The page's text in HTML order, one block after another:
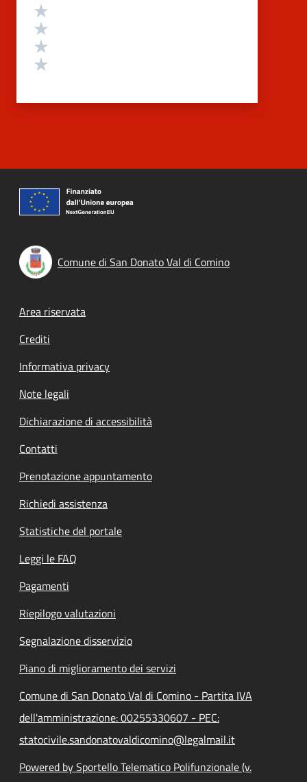
Comune di San Donato Val di Comino
Footer menu
Area riservata
Crediti
Informativa privacy
Note legali
Dichiarazione di accessibilità
Contatti
Prenotazione appuntamento
Richiedi assistenza
Statistiche del portale
Leggi le FAQ
Pagamenti
Riepilogo valutazioni
Segnalazione disservizio
Piano di miglioramento dei servizi
Comune di San Donato Val di Comino - Partita IVA
dell'amministrazione: 00255330607 - PEC:
statocivile.sandonatovaldicomino@legalmail.it
Powered by Sportello Telematico Polifunzionale (v.